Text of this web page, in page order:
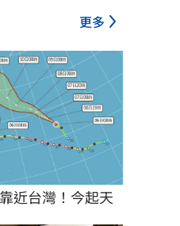
更多
近台灣！今起天